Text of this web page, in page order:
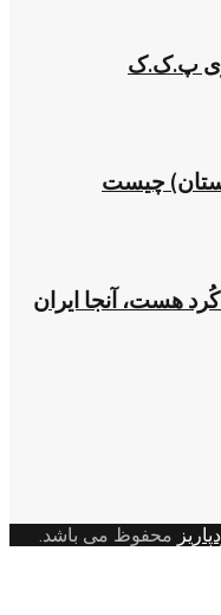
سوی پ.ک.ک
چیست
هست، آنجا ایران
محفوظ می باشد.